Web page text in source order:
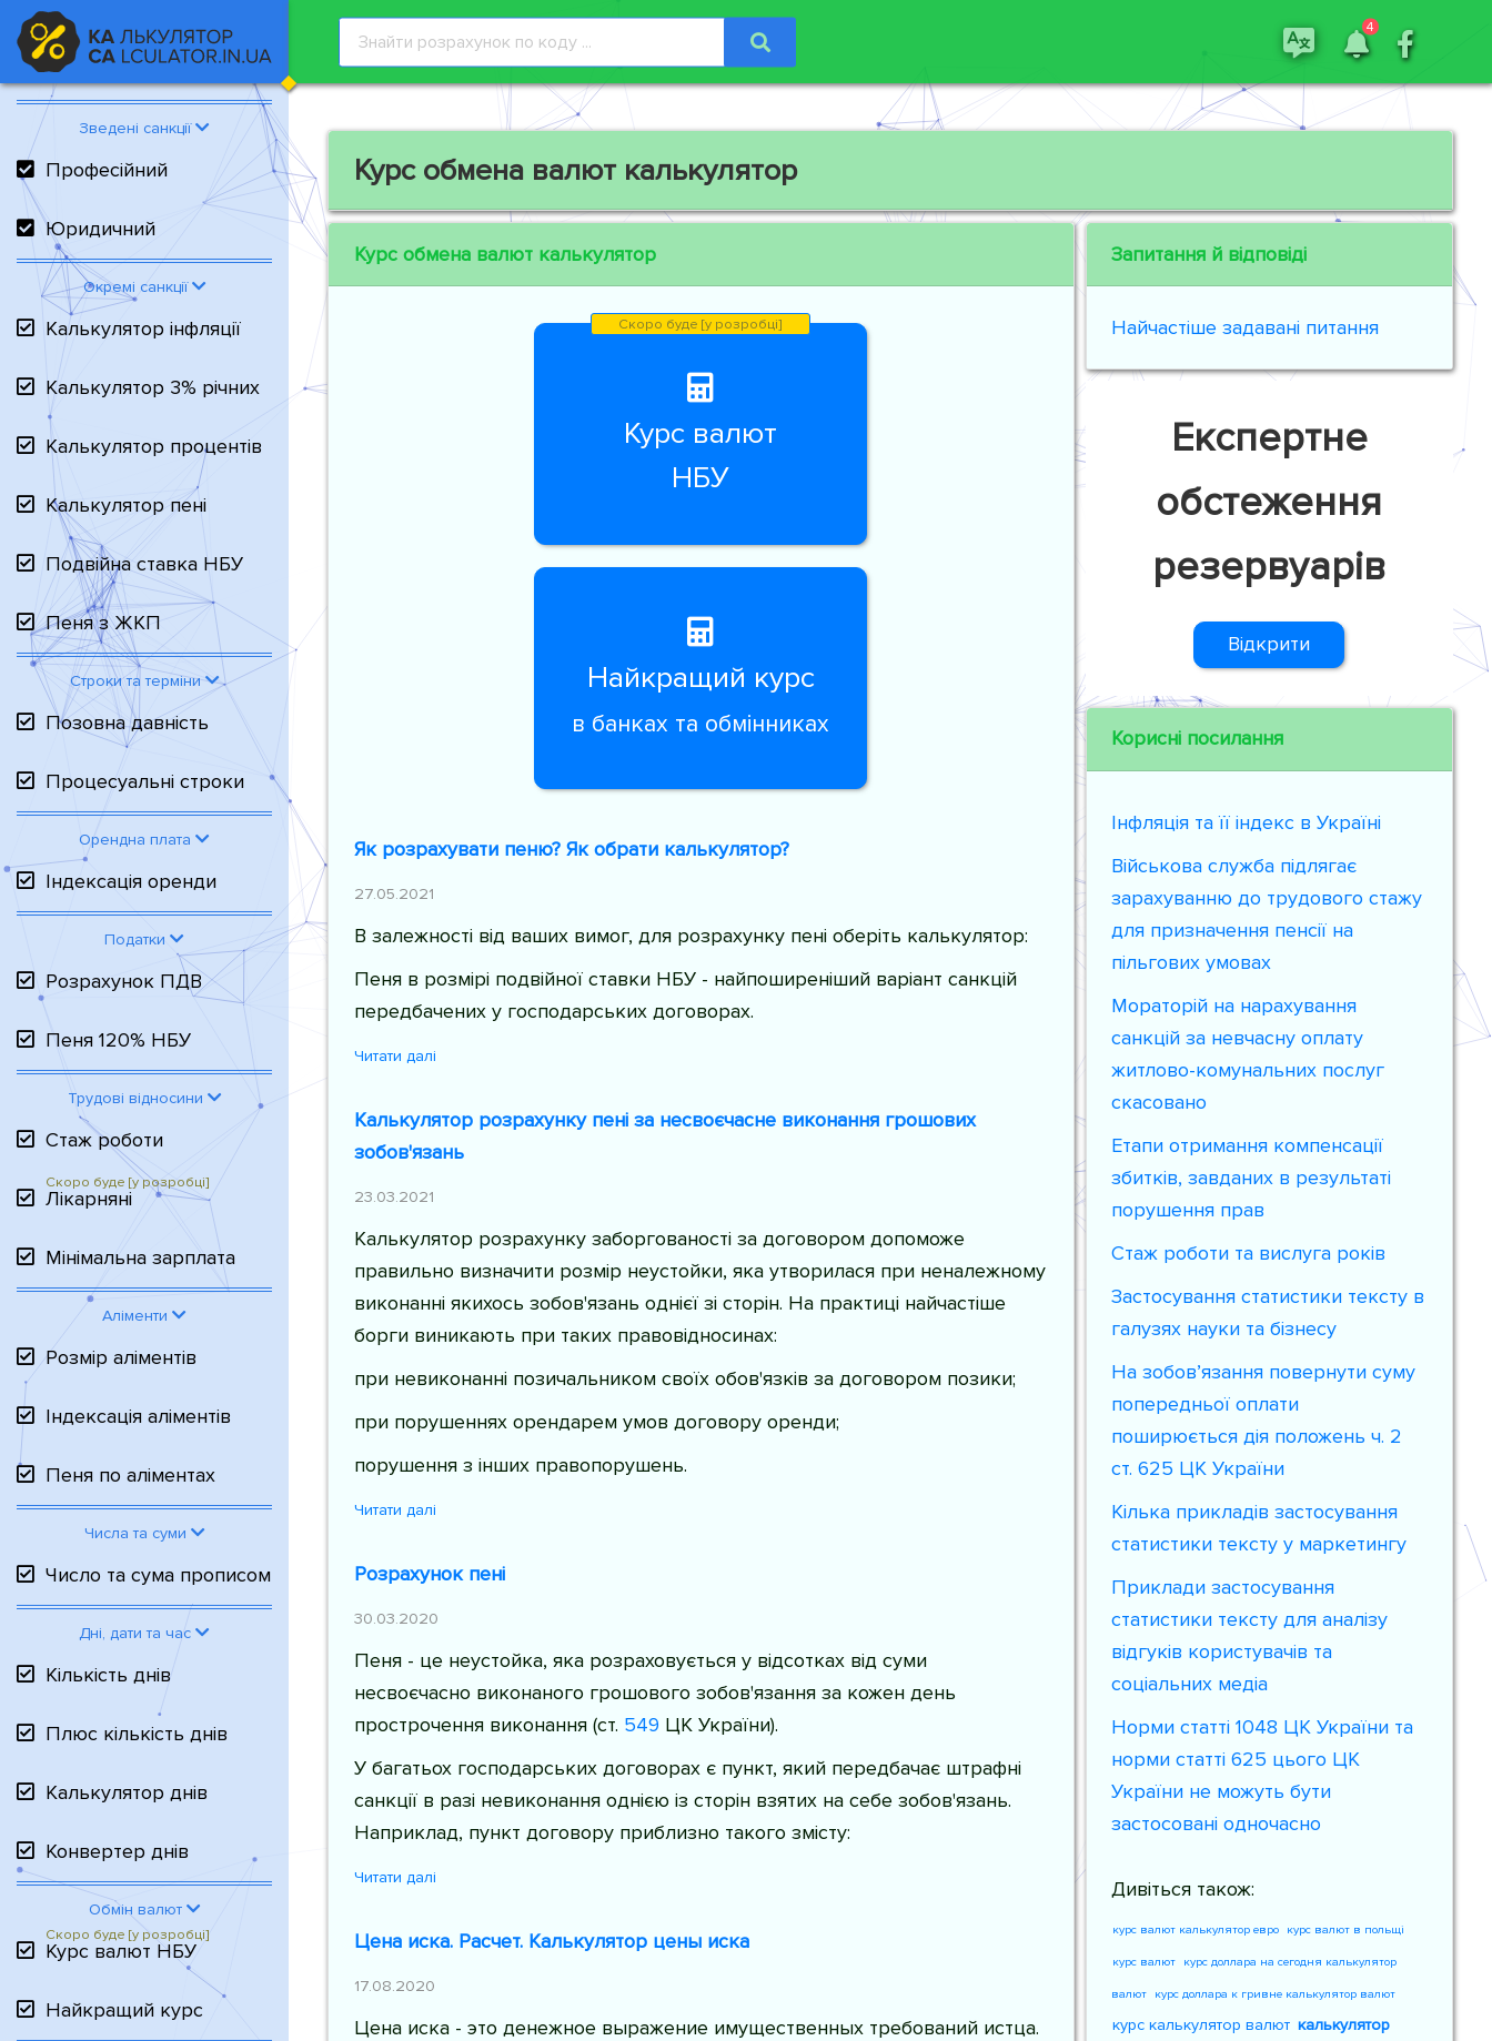
Зведені санкції
Професійний
Юридичний
Окремі санкції
Калькулятор інфляції
Калькулятор 3% річних
Калькулятор процентів
Калькулятор пені
Подвійна ставка НБУ
Пеня з ЖКП
Строки та терміни
Позовна давність
Процесуальні строки
Орендна плата
Індексація оренди
Податки
Розрахунок ПДВ
Пеня 120% НБУ
Трудові відносини
Стаж роботи
Лікарняні
Мінімальна зарплата
Аліменти
Розмір аліментів
Індексація аліментів
Пеня по аліментах
Числа та суми
Число та сума прописом
Дні, дати та час
Кількість днів
Плюс кількість днів
Калькулятор днів
Конвертер днів
Обмін валют
Курс валют НБУ
Найкращий курс
4
Курс обмена валют калькулятор
Курс обмена валют калькулятор
Курс валют
НБУ
Найкращий курс
в банках та обмінниках
Як розрахувати пеню? Як обрати калькулятор?
27.05.2021
В залежності від ваших вимог, для розрахунку пені оберіть калькулятор:
Пеня в розмірі подвійної ставки НБУ - найпоширеніший варіант санкцій
передбачених у господарських договорах.
Читати далі
Калькулятор розрахунку пені за несвоєчасне виконання грошових
зобов'язань
23.03.2021
Калькулятор розрахунку заборгованості за договором допоможе
правильно визначити розмір неустойки, яка утворилася при неналежному
виконанні якихось зобов'язань однієї зі сторін. На практиці найчастіше
борги виникають при таких правовідносинах:
при невиконанні позичальником своїх обов'язків за договором позики;
при порушеннях орендарем умов договору оренди;
порушення з інших правопорушень.
Читати далі
Розрахунок пені
30.03.2020
Пеня - це неустойка, яка розраховується у відсотках від суми
несвоєчасно виконаного грошового зобов'язання за кожен день
прострочення виконання (ст. 549 ЦК України).
У багатьох господарських договорах є пункт, який передбачає штрафні
санкції в разі невиконання однією із сторін взятих на себе зобов'язань.
Наприклад, пункт договору приблизно такого змісту:
Читати далі
Цена иска. Расчет. Калькулятор цены иска
17.08.2020
Цена иска - это денежное выражение имущественных требований истца.
Запитання й відповіді
Найчастіше задавані питання
Експертне
обстеження
резервуарів
Відкрити
Корисні посилання
Інфляція та її індекс в Україні
Військова служба підлягає
зарахуванню до трудового стажу
для призначення пенсії на
пільгових умовах
Мораторій на нарахування
санкцій за невчасну оплату
житлово-комунальних послуг
скасовано
Етапи отримання компенсації
збитків, завданих в результаті
порушення прав
Стаж роботи та вислуга років
Застосування статистики тексту в
галузях науки та бізнесу
На зобов’язання повернути суму
попередньої оплати
поширюється дія положень ч. 2
ст. 625 ЦК України
Кілька прикладів застосування
статистики тексту у маркетингу
Приклади застосування
статистики тексту для аналізу
відгуків користувачів та
соціальних медіа
Норми статті 1048 ЦК України та
норми статті 625 цього ЦК
України не можуть бути
застосовані одночасно
Дивіться також:
курс валют калькулятор евро курс валют в польщі
курс валют курс доллара на сегодня калькулятор
валют курс доллара к гривне калькулятор валют
курс калькулятор валют калькулятор